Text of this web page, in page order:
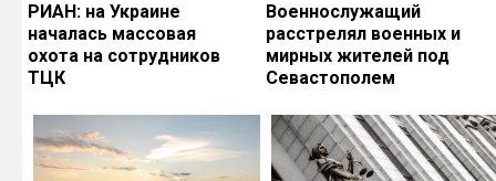
РИАН: на Украине
началась массовая
охота на сотрудников
ТЦК
Военнослужащий
расстрелял военных и
мирных жителей под
Севастополем